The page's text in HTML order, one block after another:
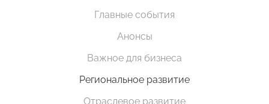
Главные события
Анонсы
Важное для бизнеса
Региональное развитие
Отраслевое развитие